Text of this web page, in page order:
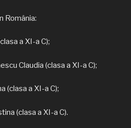
România:
a XI-a C);
Claudia (clasa a XI-a C);
(clasa a XI-a C);
(clasa a XI-a C).